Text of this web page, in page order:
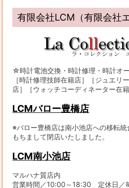
有限会社LCM（有限会社
☆時計電池交換・時計修理・時計オ
［時計修理技師在籍店］［ジュエリ
店］［ウォッチコーディネーター在籍
LCMバロー豊橋店
※バロー豊橋店は南小池店への移転
もちまして閉店いたしました。
LCM南小池店
マルハナ質店内
営業時間／10:00～18:30 定休日／